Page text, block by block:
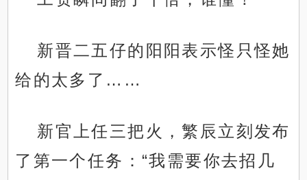
新晋二五仔的阳阳表示怪只怪她
给的太多了……
新官上任三把火，繁辰立刻发布
了第一个任务：“我需要你去招几